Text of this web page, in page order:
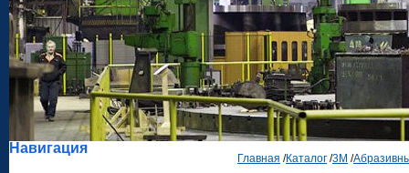
Навигация
Главная /Каталог /3М /